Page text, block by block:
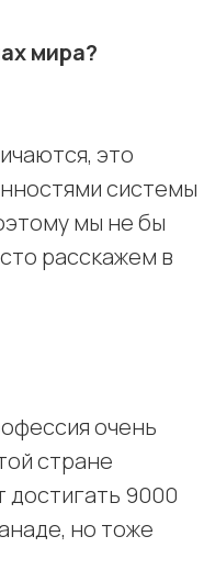
мира?
это
системы
мы не бы
расскажем в
очень
стране
достигать 9000
но тоже